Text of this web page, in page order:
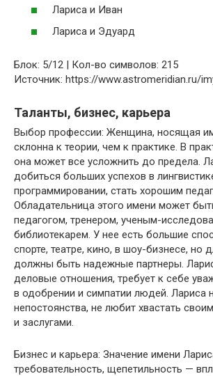
Лариса и Иван
Лариса и Эдуард
Блок: 5/12 | Кол-во символов: 215
Источник: https://www.astromeridian.ru/
Таланты, бизнес, карьера
Выбор профессии: Женщина, носящая
склонна к теории, чем к практике. В
она может все усложнить до предела.
добиться больших успехов в
программировании, стать хорошим
Обладательница этого имени может
педагогом, тренером, ученым-
библиотекарем. У нее есть большие
спорте, театре, кино, в шоу-бизнесе, но
должны быть надежные партнеры.
деловые отношения, требует к себе
в одобрении и симпатии людей. Лариса
непостоянства, не любит хвастать
и заслугами.
Бизнес и карьера: Значение имени
требовательность, щепетильность —